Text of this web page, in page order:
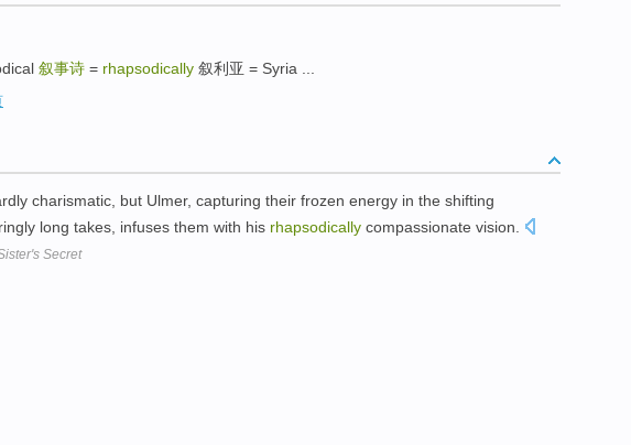
叙事诗 = rhapsodically 叙利亚 = Syria ...
charismatic, but Ulmer, capturing their frozen energy in the shifting
long takes, infuses them with his rhapsodically compassionate vision.
Secret